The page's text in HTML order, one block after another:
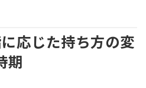
応じた持ち方の変
期